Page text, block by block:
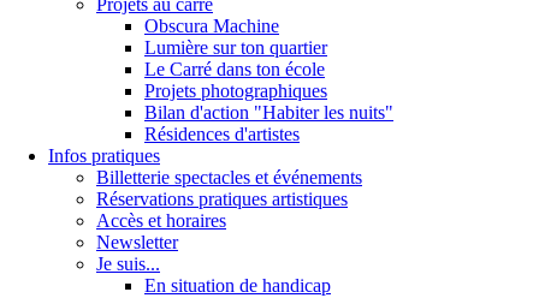
Obscura Machine
Lumière sur ton quartier
Le Carré dans ton école
Projets photographiques
Bilan d'action "Habiter les nuits"
Résidences d'artistes
Infos pratiques
Billetterie spectacles et événements
Réservations pratiques artistiques
Accès et horaires
Newsletter
Je suis...
En situation de handicap